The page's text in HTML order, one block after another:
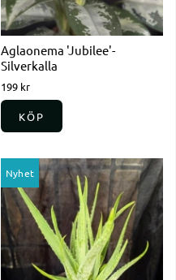
Aglaonema 'Jubilee'-
Silverkalla
199 kr
KÖP
Nyhet